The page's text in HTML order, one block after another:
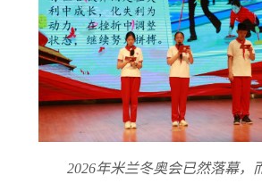
2026年米兰冬奥会已然落幕，